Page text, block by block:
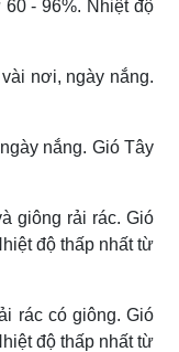
- 96%. Nhiệt độ
nơi, ngày nắng.
nắng. Gió Tây
giông rải rác. Gió
độ thấp nhất từ
rác có giông. Gió
độ thấp nhất từ